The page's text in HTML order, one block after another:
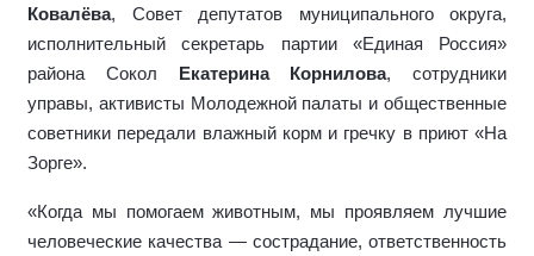
Ковалёва, Совет депутатов муниципального округа,
исполнительный секретарь партии «Единая Россия»
района Сокол
Екатерина Корнилова, сотрудники
управы, активисты Молодежной палаты и общественные
советники передали влажный корм и гречку в приют «На
Зорге».
«Когда мы помогаем животным, мы проявляем лучшие
человеческие качества — сострадание, ответственность